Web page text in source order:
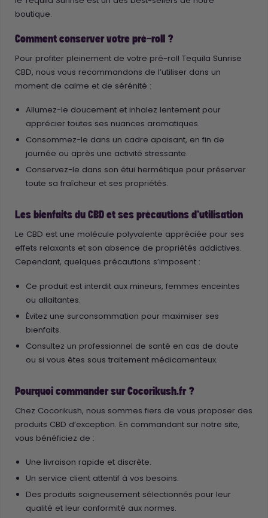
boutique.
Comment conserver votre pré-roll ?
Pour profiter pleinement de votre pré-roll Tequila Sunrise
CBD, nous vous recommandons de l’utiliser dans un
moment de calme et de sérénité :
Allumez-le doucement et inhalez lentement pour
apprécier toutes ses nuances aromatiques.
Consommez-le dans un cadre apaisant, en fin de
journée ou après une activité stressante.
Conservez-le dans son étui hermétique pour préserver
toute sa fraîcheur et ses propriétés.
Les bienfaits du CBD et ses précautions d’utilisation
Le CBD est une molécule polyvalente appréciée pour ses
effets relaxants et son absence de propriétés addictives.
Cependant, quelques précautions s’imposent :
Ce produit est interdit aux mineurs, femmes enceintes
ou allaitantes.
Évitez une surconsommation pour maximiser ses
bienfaits.
Consultez un professionnel de santé en cas de doute
ou si vous êtes sous traitement médicamenteux.
Pourquoi commander sur Cocorikush.fr ?
Chez Cocorikush, nous sommes fiers de vous proposer des
produits CBD d’exception. En commandant sur notre site,
vous bénéficiez de :
Une livraison rapide et discrète.
Un service client attentif à vos besoins.
Des produits soigneusement sélectionnés pour leur
qualité et leur conformité aux normes.